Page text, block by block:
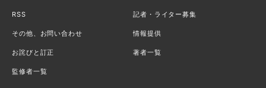
RSS 記者・ライター募集
その他、お問い合わせ 情報提供
お詫びと訂正 著者一覧
監修者一覧